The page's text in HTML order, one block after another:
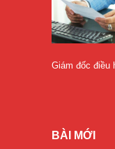
Giám đốc điều
BÀI MỚI